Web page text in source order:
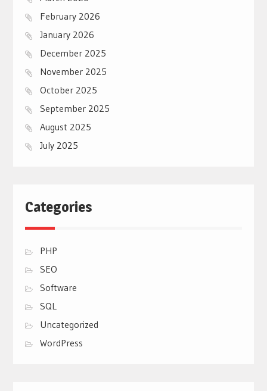
February 2026
January 2026
December 2025
November 2025
October 2025
September 2025
August 2025
July 2025
Categories
PHP
SEO
Software
SQL
Uncategorized
WordPress